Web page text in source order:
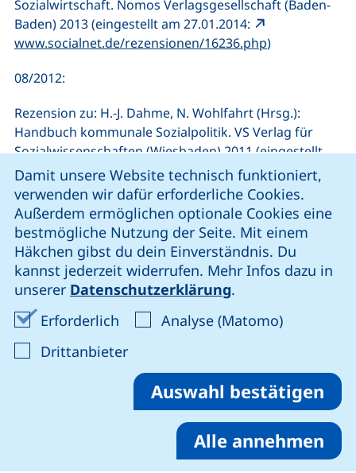
Damit unsere Website technisch funktioniert,
verwenden wir dafür erforderliche Cookies.
Außerdem ermöglichen optionale Cookies eine
bestmögliche Nutzung der Seite. Mit einem
Häkchen gibst du dein Einverständnis. Du
kannst jederzeit widerrufen. Mehr Infos dazu in
unserer Datenschutzerklärung.
Erforderlich Erforderliche Cookies akzeptieren
Analyse (Matomo)Analyse-
Drittanbieter: Cookies von Drittanbieter
Auswahl bestätigen
Alle annehmen
Sozialwirtschaft. Nomos Verlagsgesellschaft (Baden-
Baden) 2013 (eingestellt am 27.01.2014:
www.socialnet.de/rezensionen/16236.php)
08/2012:
Rezension zu: H.-J. Dahme, N. Wohlfahrt (Hrsg.):
Handbuch kommunale Sozialpolitik. VS Verlag für
Sozialwissenschaften (Wiesbaden) 2011 (eingestellt
am: 21.08.2012
www.socialnet.de/rezensionen/12371.php)
06/2012:
Rezension zu: Deickert, D., Maier, B., Schwab, S.
(Hrsg.): Erfolgsfaktor strategisches Management,
Controlling und Personal. Zukunft des
Gesundheitswesens. Centaurus Verlag & Media KG,
Freiburg 2012 (eingestellt am: 21.06.2012:
www.socialnet.de/rezensionen/13111.php
Rezension zu: Grohs, S., Modernisierung kommunaler
Sozialpolitik – Anpassungsstrategien und
Wohlfahrtskorporatismus, VS Verlag für